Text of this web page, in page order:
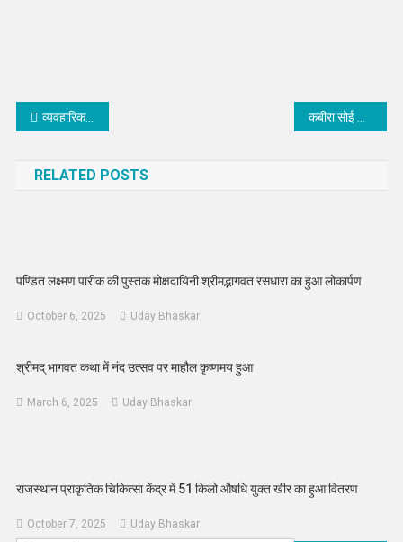
Post
व्यवहारिक समस्याओं का समाधान हो तो बीकानेर सेरेमिक उद्योग में मोरबी से कहीं आगे, इटली के मिलान की कर सकता बराबरी
RELATED POSTS
पण्डित लक्ष्मण पारीक की पुस्तक मोक्षदायिनी श्रीमद्भागवत रसधारा का हुआ लोकार्पण
October 6, 2025 Uday Bhaskar
श्रीमद् भागवत कथा में नंद उत्सव पर माहौल कृष्णमय हुआ
March 6, 2025 Uday Bhaskar
राजस्थान प्राकृतिक चिकित्सा केंद्र में 51 किलो औषधि युक्त खीर का हुआ वितरण
October 7, 2025 Uday Bhaskar